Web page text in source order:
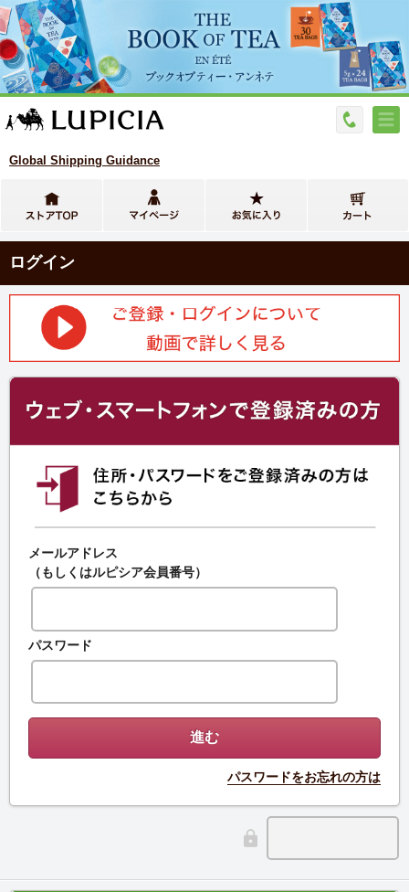
Global Shipping Guidance
ログイン
メールアドレス
（もしくはルピシア会員番号）
パスワード
パスワードをお忘れの方は